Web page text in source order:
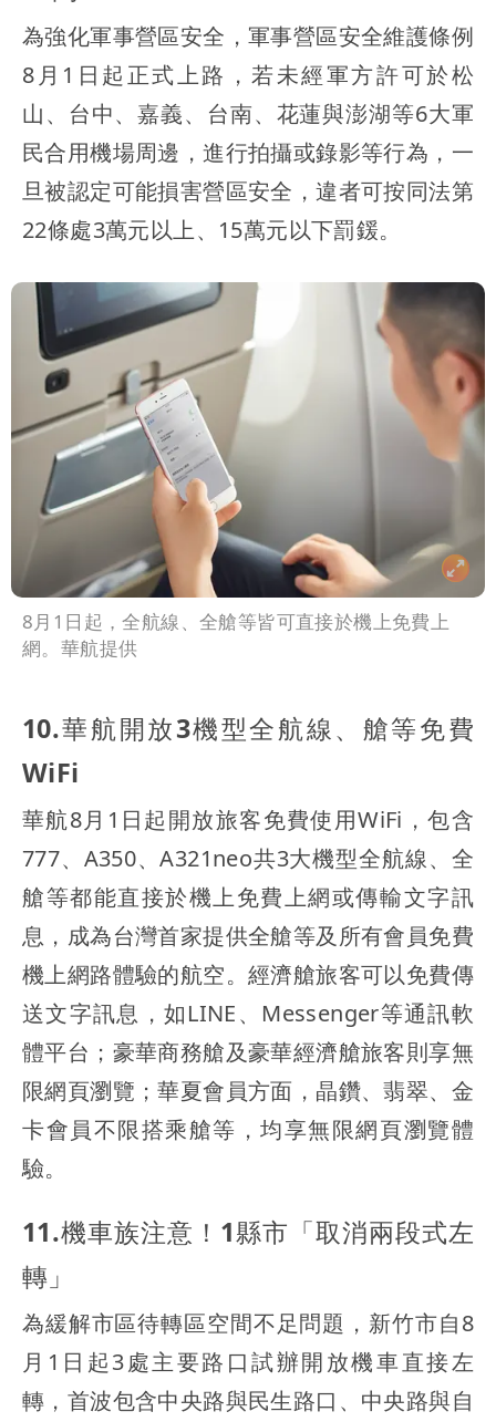
為強化軍事營區安全，軍事營區安全維護條例
8月1日起正式上路，若未經軍方許可於松
山、台中、嘉義、台南、花蓮與澎湖等6大軍
民合用機場周邊，進行拍攝或錄影等行為，一
旦被認定可能損害營區安全，違者可按同法第
22條處3萬元以上、15萬元以下罰鍰。
8月1日起，全航線、全艙等皆可直接於機上免費上
網。華航提供
10.華航開放3機型全航線、艙等免費
WiFi
華航8月1日起開放旅客免費使用WiFi，包含
777、A350、A321neo共3大機型全航線、全
艙等都能直接於機上免費上網或傳輸文字訊
息，成為台灣首家提供全艙等及所有會員免費
機上網路體驗的航空。經濟艙旅客可以免費傳
送文字訊息，如LINE、Messenger等通訊軟
體平台；豪華商務艙及豪華經濟艙旅客則享無
限網頁瀏覽；華夏會員方面，晶鑽、翡翠、金
卡會員不限搭乘艙等，均享無限網頁瀏覽體
驗。
11.機車族注意！1縣市「取消兩段式左
轉」
為緩解市區待轉區空間不足問題，新竹市自8
月1日起3處主要路口試辦開放機車直接左
轉，首波包含中央路與民生路口、中央路與自